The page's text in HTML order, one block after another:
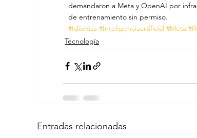
demandaron a Meta y OpenAI por
de entrenamiento sin permiso.
#Idiomas #Inteligenciaartificial #Meta
Tecnología
Entradas relacionadas